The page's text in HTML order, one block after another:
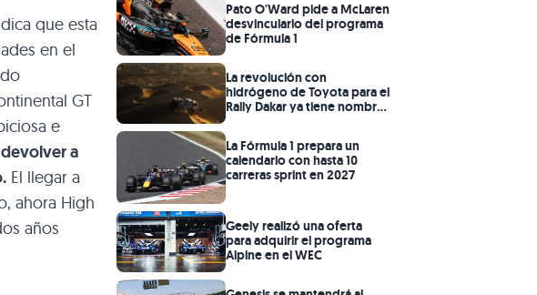
que esta
en el
GT
e
a
El llegar a
ahora High
años
Pato O'Ward pide a McLaren
desvincularlo del programa
de Fórmula 1
La revolución con
hidrógeno de Toyota para el
Rally Dakar ya tiene nombre:
La Fórmula 1 prepara un
calendario con hasta 10
carreras sprint en 2027
Geely realizó una oferta
para adquirir el programa
Alpine en el WEC